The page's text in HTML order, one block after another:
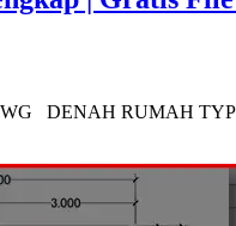
DENAH RUMAH